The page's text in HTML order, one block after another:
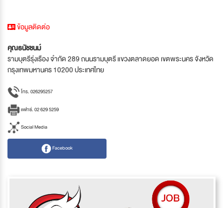
ข้อมูลติดต่อ
คุณธนัชชนม์
รามบุตรีรุ่งเรือง จำกัด 289 ถนนรามบุตรี แขวงตลาดยอด เขตพระนคร จังหวัด
กรุงเทพมหานคร 10200 ประเทศไทย
โทร. 026295257
แฟกซ์. 02 629 5259
Social Media
Facebook